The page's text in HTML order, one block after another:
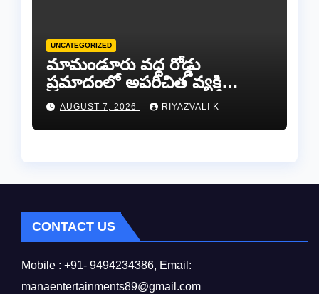
UNCATEGORIZED
​మామండూరు వద్ద రోడ్డు
ప్రమాదంలో అపరిచిత వ్యక్తి
మృతి…సమాచారం తెలిస్తే
సంప్రదించండి.
AUGUST 7, 2026 RIYAZVALI K
CONTACT US
Mobile : +91- 9494234386, Email:
manaentertainments89@gmail.com